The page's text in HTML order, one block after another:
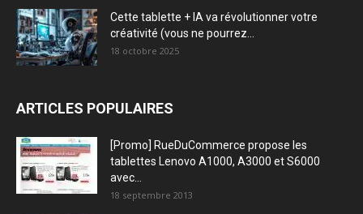
Cette tablette + IA va révolutionner votre
créativité (vous ne pourrez...
18 octobre 2025
ARTICLES POPULAIRES
[Promo] RueDuCommerce propose les
tablettes Lenovo A1000, A3000 et S6000
avec...
18 septembre 2013